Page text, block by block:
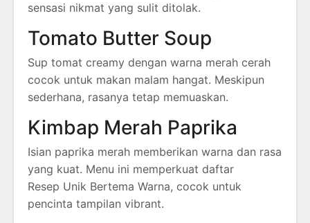
sensasi nikmat yang sulit ditolak.
Tomato Butter Soup
Sup tomat creamy dengan warna merah cerah
cocok untuk makan malam hangat. Meskipun
sederhana, rasanya tetap memuaskan.
Kimbap Merah Paprika
Isian paprika merah memberikan warna dan rasa
yang kuat. Menu ini memperkuat daftar
Resep Unik Bertema Warna, cocok untuk
pencinta tampilan vibrant.